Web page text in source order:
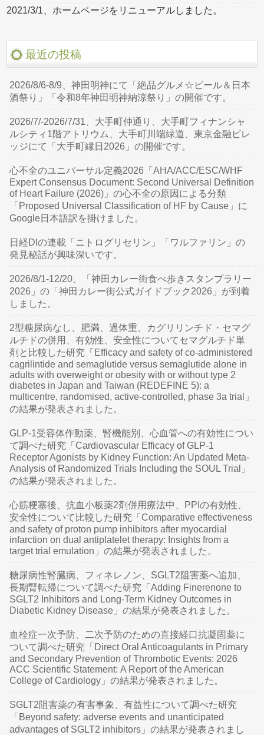
2021/3/1、ホームページをリニューアルしました。
最近の投稿
2026/8/6-8/9、神田明神にて「絶品グルメ☆ビール＆日本
酒祭り」「令和8年神田明神納涼祭り」の開催です。
2026/7/-2026/7/31、大手町仲通り、大手町フィナンシャ
ルシティ1階アトリウム、大手町川端緑道、東京金融ビレ
ッジにて「大手町縁日2026」の開催です。
心不全のユニバーサル定義2026「AHA/ACC/ESC/WHF
Expert Consensus Document: Second Universal Definition
of Heart Failure (2026)」の心不全の原因による分類
「Proposed Universal Classification of HF by Cause」に
Google日本語訳を掛けました。
日経DIの連載「ニトログリセリン」「ワルファリン」の
発見秘話が興味深いです。
2026/8/1-12/20、「神田カレー街食べ歩きスタンプラリー
2026」の「神田カレー街公式ガイドブック2026」が到着
しました。
2型糖尿病なし、肥満、過体重、カグリリンチド・セマグ
ルチドの併用、有効性、安全性についてセマグルチド単
剤と比較した研究「Efficacy and safety of co-administered
cagrilintide and semaglutide versus semaglutide alone in
adults with overweight or obesity with or without type 2
diabetes in Japan and Taiwan (REDEFINE 5): a
multicentre, randomised, active-controlled, phase 3a trial」
の結果が発表されました。
GLP-1受容体作動薬、腎機能別、心血管への有効性につい
て調べた研究「Cardiovascular Efficacy of GLP-1
Receptor Agonists by Kidney Function: An Updated Meta-
Analysis of Randomized Trials Including the SOUL Trial」
の結果が発表されました。
心筋梗塞後、抗血小板薬2剤併用療法中、PPIの有効性、
安全性について比較した研究「Comparative effectiveness
and safety of proton pump inhibitors after myocardial
infarction on dual antiplatelet therapy: Insights from a
target trial emulation」の結果が発表されました。
糖尿病性腎臓病、フィネレノン、SGLT2阻害薬へ追加、
長期腎転帰について調べた研究「Adding Finerenone to
SGLT2 Inhibitors and Long-Term Kidney Outcomes in
Diabetic Kidney Disease」の結果が発表されました。
血栓症一次予防、二次予防のための直接経口抗凝固薬に
ついて調べた研究「Direct Oral Anticoagulants in Primary
and Secondary Prevention of Thrombotic Events: 2026
ACC Scientific Statement: A Report of the American
College of Cardiology」の結果が発表されました。
SGLT2阻害薬の有害事象、有益性について調べた研究
「Beyond safety: adverse events and unanticipated
advantages of SGLT2 inhibitors」の結果が発表されまし